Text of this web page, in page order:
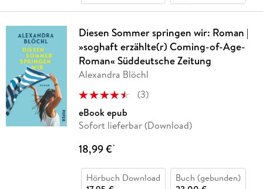
Diesen Sommer springen wir: Roman |
»soghaft erzählte(r) Coming-of-Age-
Roman« Süddeutsche Zeitung
Alexandra Blöchl
(3)
eBook epub
Sofort lieferbar (Download)
18,99 €*
Hörbuch Download
Buch (gebunden)